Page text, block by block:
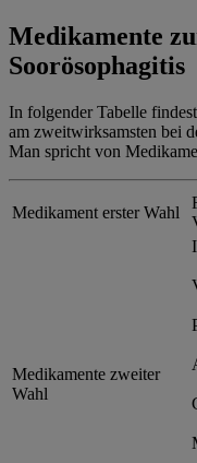
Medikamente
Soorösophagitis
In folgender Tabelle
am zweitwirksamsten bei
Man spricht von
Medikament erster Wahl
Medikamente zweiter
Wahl